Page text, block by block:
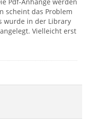
scheint das Problem
wurde in der Library
Vielleicht erst